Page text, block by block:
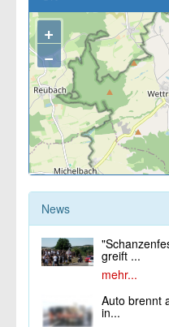
+
−
News
greift ...
mehr...
Auto brennt
in...